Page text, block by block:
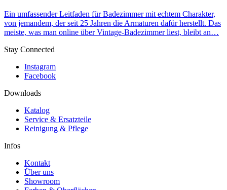
Ein umfassender Leitfaden für Badezimmer mit echtem Charakter,
von jemandem, der seit 25 Jahren die Armaturen dafür herstellt. Das
meiste, was man online über Vintage-Badezimmer liest, bleibt an…
Stay Connected
Instagram
Facebook
Downloads
Katalog
Service & Ersatzteile
Reinigung & Pflege
Infos
Kontakt
Über uns
Showroom